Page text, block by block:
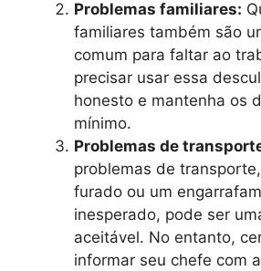
Problemas familiares:
familiares também são
comum para faltar ao
precisar usar essa
honesto e mantenha os
mínimo.
Problemas de
problemas de
furado ou um
inesperado, pode ser
aceitável. No entanto,
informar seu chefe com